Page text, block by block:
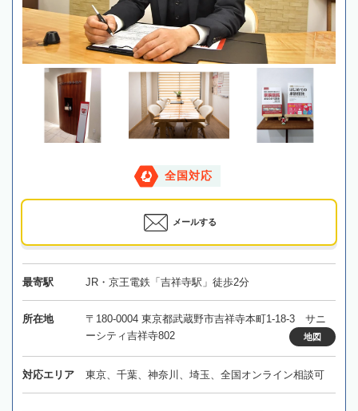
全国対応
メールする
最寄駅 JR・京王電鉄「吉祥寺駅」徒歩2分
所在地
〒180-0004 東京都武蔵野市吉祥寺本町1-18-3 サニ
ーシティ吉祥寺802
地図
対応エリア 東京、千葉、神奈川、埼玉、全国オンライン相談可